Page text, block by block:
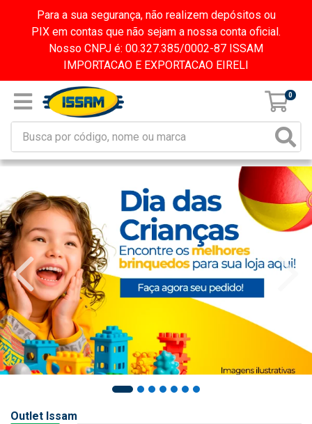
Para a sua segurança, não realizem depósitos ou
PIX em contas que não sejam a nossa conta oficial.
Nosso CNPJ é: 00.327.385/0002-87 ISSAM
IMPORTACAO E EXPORTACAO EIRELI
0
Outlet Issam